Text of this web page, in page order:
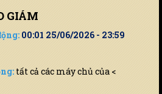
GIÁM
00:01 25/06/2026 - 23:59
tất cả các máy chủ của <